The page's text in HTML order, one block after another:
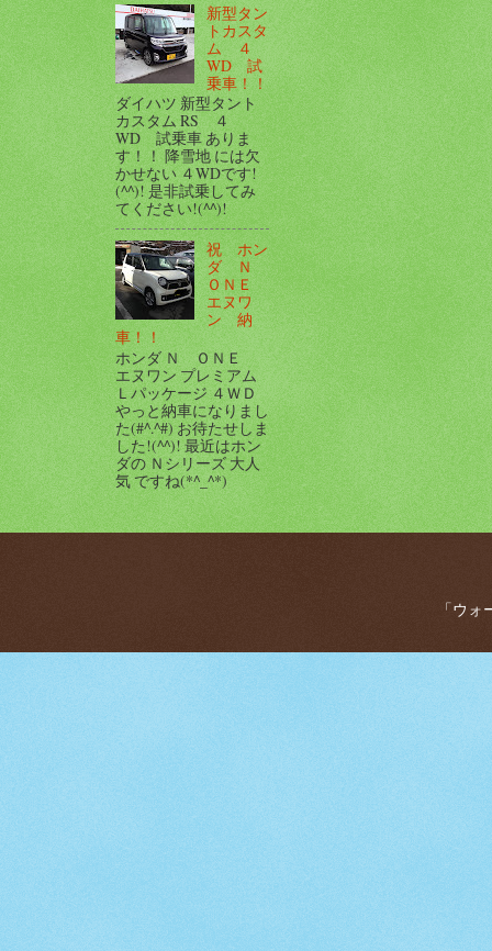
新型タン
トカスタ
ム ４
WD 試
乗車！！
ダイハツ 新型タント
カスタム RS ４
WD 試乗車 ありま
す！！ 降雪地 には欠
かせない ４WDです!
(^^)! 是非試乗してみ
てください!(^^)!
祝 ホン
ダ Ｎ
ＯＮＥ
エヌワ
ン 納
車！！
ホンダ Ｎ ＯＮＥ
エヌワン プレミアム
Ｌパッケージ ４ＷＤ
やっと納車になりまし
た(#^.^#) お待たせしま
した!(^^)! 最近はホン
ダの Ｎシリーズ 大人
気 ですね(*^_^*)
「ウ